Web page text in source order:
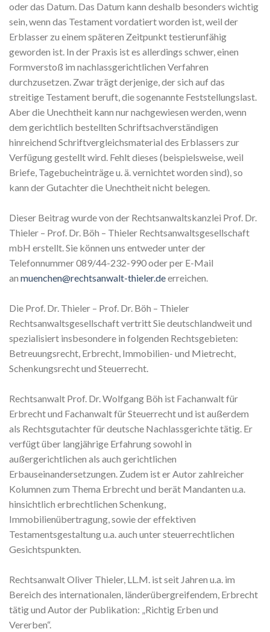
oder das Datum. Das Datum kann deshalb besonders wichtig
sein, wenn das Testament vordatiert worden ist, weil der
Erblasser zu einem späteren Zeitpunkt testierunfähig
geworden ist. In der Praxis ist es allerdings schwer, einen
Formverstoß im nachlassgerichtlichen Verfahren
durchzusetzen. Zwar trägt derjenige, der sich auf das
streitige Testament beruft, die sogenannte Feststellungslast.
Aber die Unechtheit kann nur nachgewiesen werden, wenn
dem gerichtlich bestellten Schriftsachverständigen
hinreichend Schriftvergleichsmaterial des Erblassers zur
Verfügung gestellt wird. Fehlt dieses (beispielsweise, weil
Briefe, Tagebucheinträge u. ä. vernichtet worden sind), so
kann der Gutachter die Unechtheit nicht belegen.
Dieser Beitrag wurde von der Rechtsanwaltskanzlei Prof. Dr.
Thieler – Prof. Dr. Böh – Thieler Rechtsanwaltsgesellschaft
mbH erstellt. Sie können uns entweder unter der
Telefonnummer 089/44-232-990 oder per E-Mail
an muenchen@rechtsanwalt-thieler.deerreichen.
Die Prof. Dr. Thieler – Prof. Dr. Böh – Thieler
Rechtsanwaltsgesellschaft vertritt Sie deutschlandweit und
spezialisiert insbesondere in folgenden Rechtsgebieten:
Betreuungsrecht, Erbrecht, Immobilien- und Mietrecht,
Schenkungsrecht und Steuerrecht.
Rechtsanwalt Prof. Dr. Wolfgang Böh ist Fachanwalt für
Erbrecht und Fachanwalt für Steuerrecht und ist außerdem
als Rechtsgutachter für deutsche Nachlassgerichte tätig. Er
verfügt über langjährige Erfahrung sowohl in
außergerichtlichen als auch gerichtlichen
Erbauseinandersetzungen. Zudem ist er Autor zahlreicher
Kolumnen zum Thema Erbrecht und berät Mandanten u.a.
hinsichtlich erbrechtlichen Schenkung,
Immobilienübertragung, sowie der effektiven
Testamentsgestaltung u.a. auch unter steuerrechtlichen
Gesichtspunkten.
Rechtsanwalt Oliver Thieler, LL.M. ist seit Jahren u.a. im
Bereich des internationalen, länderübergreifendem, Erbrecht
tätig und Autor der Publikation: „Richtig Erben und
Vererben“.